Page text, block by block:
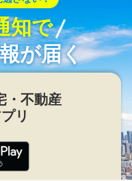
知で
が届く
・不動産
リ